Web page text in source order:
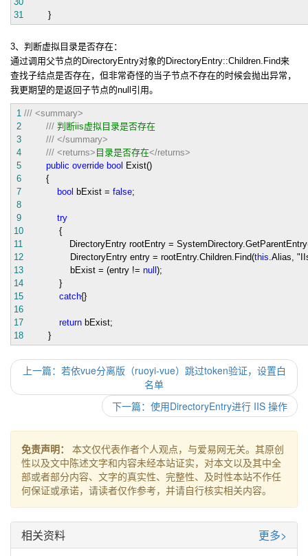
31
}
3、判断虚拟目录是否存在：
通过调用父节点的DirectoryEntry对象的DirectoryEntry::Children.Find来
查找子结点是否存在，但非常奇怪的当子节点不存在的时候会抛出异常，
我更期望的是返回子节点的null引用。
1 /// <summary>
2
/// 判断iis虚拟目录是否存在
3
/// </summary>
4
/// <returns> 目录是否存在</returns>
5
public override bool Exist()
6
{
7
bool bExist = false;
8
9
try
10
{
11
DirectoryEntry rootEntry =
12
DirectoryEntry entry = rootEntry.Children.Find(this.Alias, "
13
bExist = (entry != null );
14
}
15
catch{}
16
17
return bExist;
18
}
上一篇：若依vue分离版（ruoyi-vue）跳过token验证，设置白
名单
下一篇：使用DirectoryEntry进行 IIS 操作
免责声明：
本文仅代表作者个人观点，与爱易网无关。其原创
性以及文中陈述文字和内容未经本站证实，对本文以及其中全
部或者部分内容、文字的真实性、完整性、及时性本站不作任
何保证或承诺，请读者仅作参考，并请自行核实相关内容。
相关资料 更多>